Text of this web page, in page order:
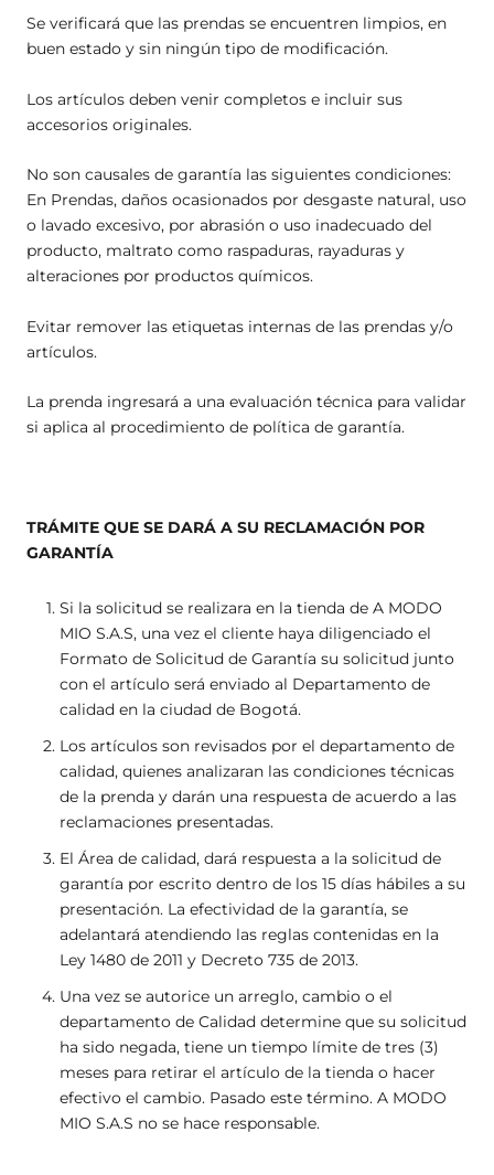
Se verificará que las prendas se encuentren limpios, en
buen estado y sin ningún tipo de modificación.
Los artículos deben venir completos e incluir sus
accesorios originales.
No son causales de garantía las siguientes condiciones:
En Prendas, daños ocasionados por desgaste natural, uso
o lavado excesivo, por abrasión o uso inadecuado del
producto, maltrato como raspaduras, rayaduras y
alteraciones por productos químicos.
Evitar remover las etiquetas internas de las prendas y/o
artículos.
La prenda ingresará a una evaluación técnica para validar
si aplica al procedimiento de política de garantía.
TRÁMITE QUE SE DARÁ A SU RECLAMACIÓN POR
GARANTÍA
Si la solicitud se realizara en la tienda de A MODO
MIO S.A.S, una vez el cliente haya diligenciado el
Formato de Solicitud de Garantía su solicitud junto
con el artículo será enviado al Departamento de
calidad en la ciudad de Bogotá.
Los artículos son revisados por el departamento de
calidad, quienes analizaran las condiciones técnicas
de la prenda y darán una respuesta de acuerdo a las
reclamaciones presentadas.
El Área de calidad, dará respuesta a la solicitud de
garantía por escrito dentro de los 15 días hábiles a su
presentación. La efectividad de la garantía, se
adelantará atendiendo las reglas contenidas en la
Ley 1480 de 2011 y Decreto 735 de 2013.
Una vez se autorice un arreglo, cambio o el
departamento de Calidad determine que su solicitud
ha sido negada, tiene un tiempo límite de tres (3)
meses para retirar el artículo de la tienda o hacer
efectivo el cambio. Pasado este término. A MODO
MIO S.A.S no se hace responsable.